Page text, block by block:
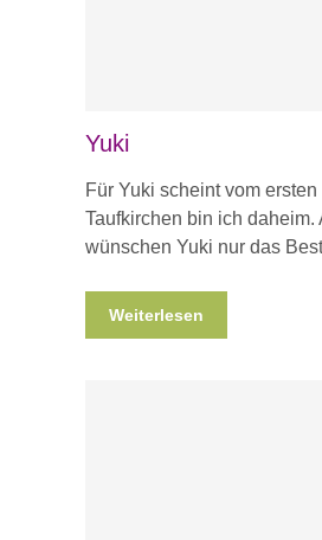
Yuki
Für Yuki scheint vom
Taufkirchen bin ich
wünschen Yuki nur das
Weiterlesen